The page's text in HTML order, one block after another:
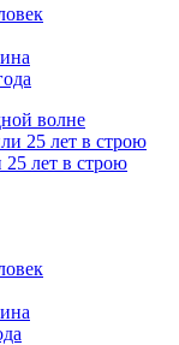
25 лет в строю